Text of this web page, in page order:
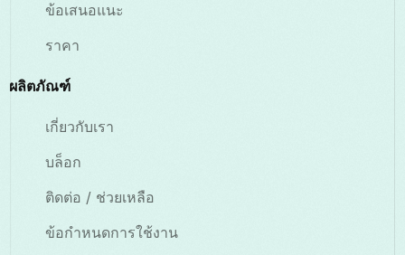
ข้อเสนอแนะ
ราคา
ผลิตภัณฑ์
เกี่ยวกับเรา
บล็อก
ติดต่อ / ช่วยเหลือ
ข้อกำหนดการใช้งาน